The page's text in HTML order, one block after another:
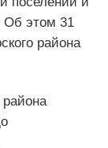
Об этом 31
района